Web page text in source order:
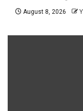
August 8, 2026